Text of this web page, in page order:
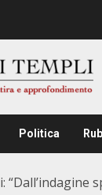
Politica